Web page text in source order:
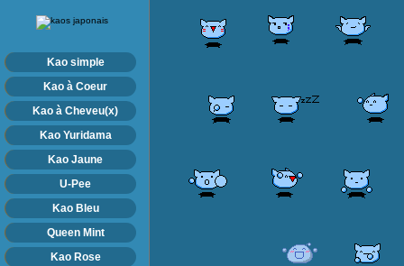
Kao simple
Kao à Coeur
Kao à Cheveu(x)
Kao Yuridama
Kao Jaune
U-Pee
Kao Bleu
Queen Mint
Kao Rose